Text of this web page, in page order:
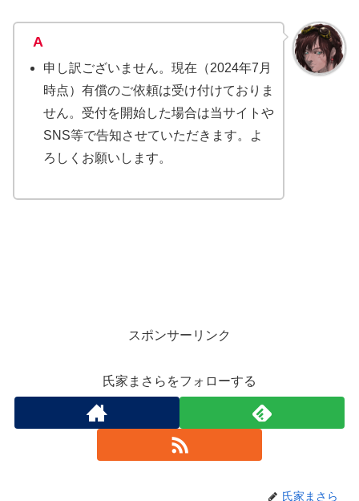
A
申し訳ございません。現在（2024年7月
時点）有償のご依頼は受け付けておりま
せん。受付を開始した場合は当サイトや
SNS等で告知させていただきます。よ
ろしくお願いします。
スポンサーリンク
氏家まさらをフォローする
氏家まさら